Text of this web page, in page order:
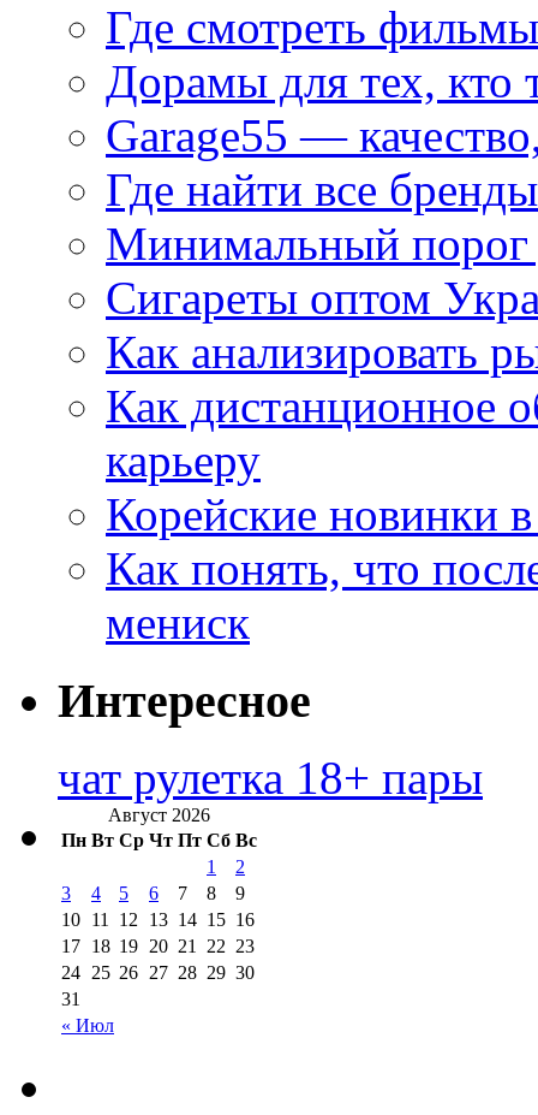
Где смотреть
Дорамы для тех, кто
Garage55 —
Где найти все
Минимальный порог
Сигареты оптом
Как анализировать
Как дистанционное
карьеру
Корейские новинки
Как понять, что
мениск
Интересное
чат рулетка 18+ пары
Август 2026
Пн Вт Ср Чт Пт Сб Вс
« Июл
1
2
3
4 5 6 7 8
9
10 11 12 13 14 15 16
17 18 19 20 21 22 23
24 25 26 27 28 29 30
31